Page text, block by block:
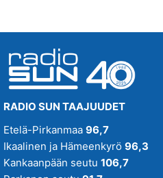
RADIO SUN TAAJUUDET
Etelä-Pirkanmaa 96,7
Ikaalinen ja Hämeenkyrö 96,3
Kankaanpään seutu 106,7